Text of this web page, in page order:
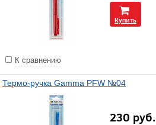
Купить
К сравнению
Термо-ручка Gamma PFW №04
230 руб.